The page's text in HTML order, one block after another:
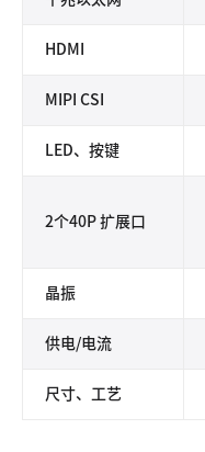
HDMI
MIPI CSI
LED、按键
2个40P 扩展口
晶振
供电/电流
尺寸、工艺